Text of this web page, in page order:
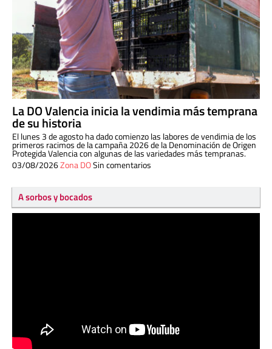
La DO Valencia inicia la vendimia más temprana
de su historia
El lunes 3 de agosto ha dado comienzo las labores de vendimia de los
primeros racimos de la campaña 2026 de la Denominación de Origen
Protegida Valencia con algunas de las variedades más tempranas.
03/08/2026Zona DOSin comentarios
A sorbos y bocados